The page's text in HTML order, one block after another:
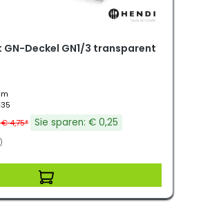
Deckel GN1/3 transparent
€ 4,75* Sie sparen: € 0,25